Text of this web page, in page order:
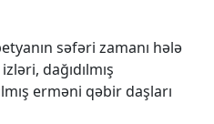
səfəri zamanı hələ
dağıdılmış
erməni qəbir daşları